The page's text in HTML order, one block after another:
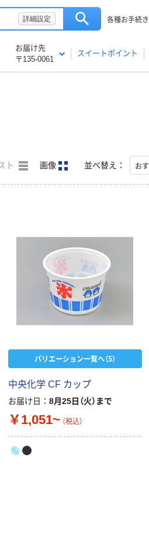
詳細設定 各種お手続き
お届け先
〒135-0061
スイートポイント
ト 画像 並べ替え：
バリエーション一覧へ（5）
中央化学 CF カップ
お届け日 8月25日（火）まで
￥1,051~ （税込）